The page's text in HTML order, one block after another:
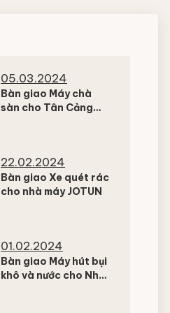
05.03.2024
Bàn giao Máy chà
sàn cho Tân Cảng
22.02.2024
Bàn giao Xe quét rác
cho nhà máy JOTUN
01.02.2024
Bàn giao Máy hút bụi
khô và nước cho Nhà